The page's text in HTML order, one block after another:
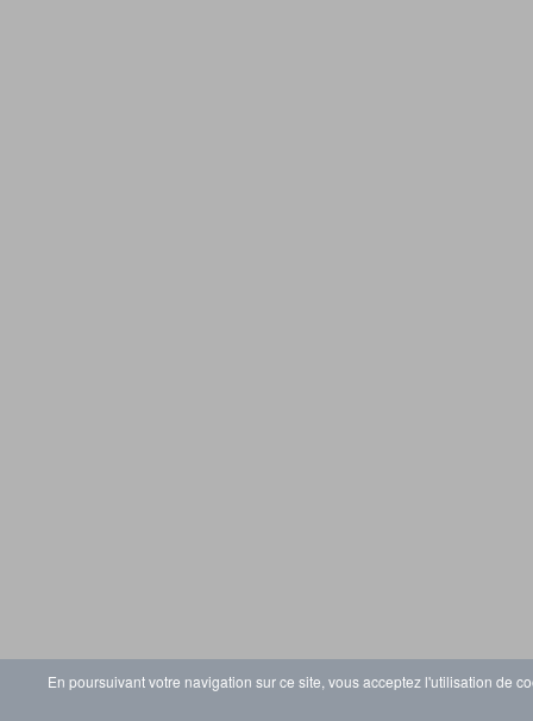
En poursuivant votre navigation sur ce site, vous acceptez l'utilisation de